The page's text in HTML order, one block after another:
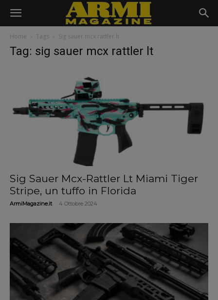
Home Tags Sig sauer mcx rattler lt
Tag: sig sauer mcx rattler lt
Sig Sauer Mcx-Rattler Lt Miami Tiger
Stripe, un tuffo in Florida
ArmiMagazine.it 4 Ottobre 2024